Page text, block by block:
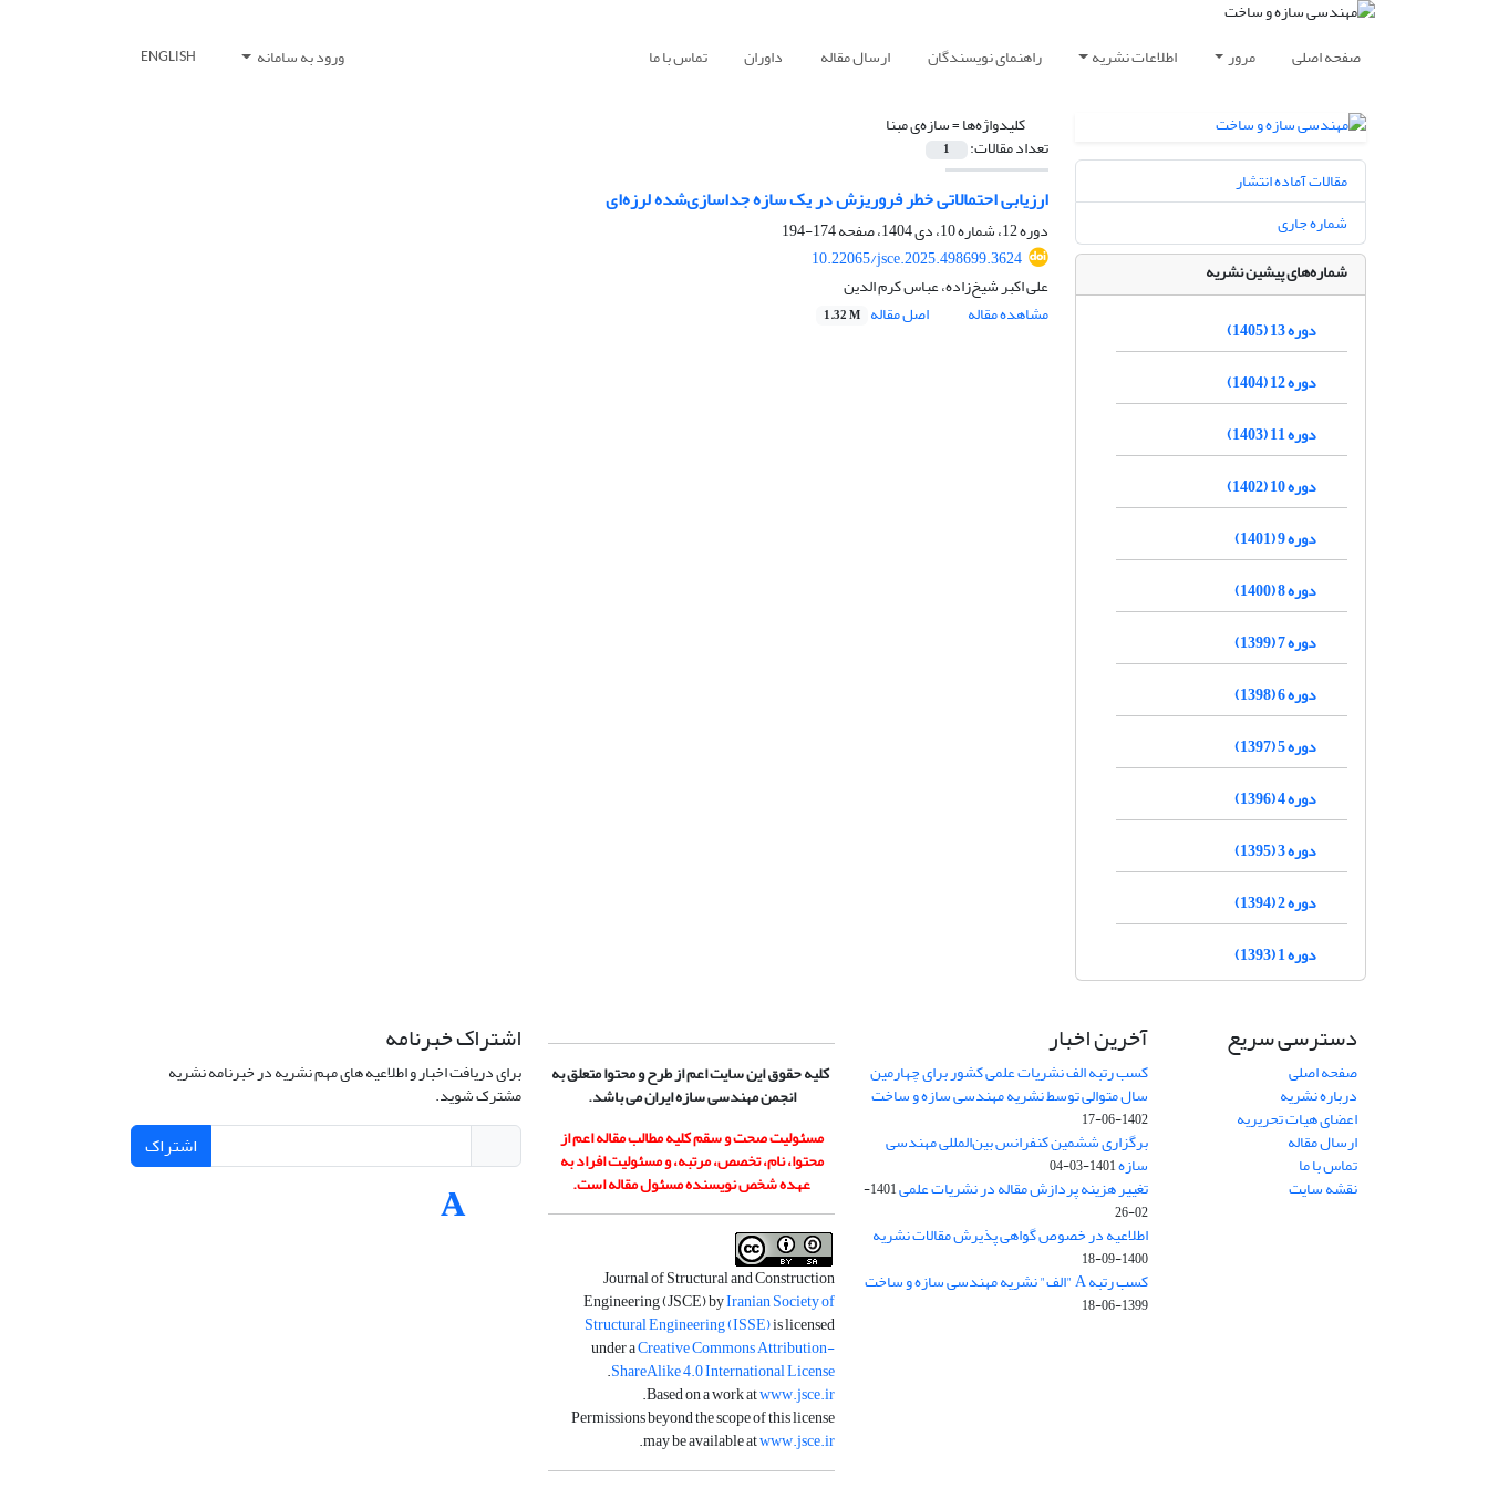
صفحه اصلی مرور اطلاعات نشریه راهنمای نویسندگان ارسال مقاله داوران تماس با ما ورود به سامانه ENGLISH
کلیدواژه‌ها =سازه‌ی مبنا
تعداد مقالات: 1
ارزیابی احتمالاتی خطر فروریزش در یک سازه جداسازی‌شده لرزه‌ای
دوره 12، شماره 10، دی 1404، صفحه
174-194
10.22065/jsce.2025.498699.3624
علی اکبر شیخ‌زاده، عباس کرم الدین
مشاهده مقاله
اصل مقاله 1.32 M
مقالات آماده انتشار
شماره جاری
شماره‌های پیشین نشریه
دوره 13 (1405)
دوره 12 (1404)
دوره 11 (1403)
دوره 10 (1402)
دوره 9 (1401)
دوره 8 (1400)
دوره 7 (1399)
دوره 6 (1398)
دوره 5 (1397)
دوره 4 (1396)
دوره 3 (1395)
دوره 2 (1394)
دوره 1 (1393)
دسترسی سریع
صفحه اصلی
درباره نشریه
اعضای هیات تحریریه
ارسال مقاله
تماس با ما
نقشه سایت
آخرین اخبار
کسب رتبه الف نشریات علمی کشور برای چهارمین
سال متوالی توسط نشریه مهندسی سازه و ساخت
1402-06-17
برگزاری ششمین کنفرانس بین‌المللی مهندسی
سازه1401-03-04
تغییر هزینه پردازش مقاله در نشریات علمی
1401-
02-26
اطلاعیه در خصوص گواهی پذیرش مقالات نشریه
1400-09-18
کسب رتبه A "الف" نشریه مهندسی سازه و ساخت
1399-06-18
کلیه حقوق این سایت اعم از طرح و محتوا متعلق به
انجمن مهندسی سازه ایران می باشد.
مسئولیت صحت و سقم کلیه مطالب مقاله اعم از
محتوا، نام، تخصص، مرتبه، و مسئولیت افراد به
عهده شخص نویسنده مسئول مقاله است.
Journal of Structural and Construction
Engineering (JSCE) byIranian Society of
Structural Engineering (ISSE)is licensed
under aCreative Commons Attribution-
ShareAlike 4.0 International License
.
Based on a work atwww.jsce.ir
.
Permissions beyond the scope of this license
may be available atwww.jsce.ir
.
اشتراک خبرنامه
برای دریافت اخبار و اطلاعیه های مهم نشریه در خبرنامه نشریه
مشترک شوید.
اشتراک